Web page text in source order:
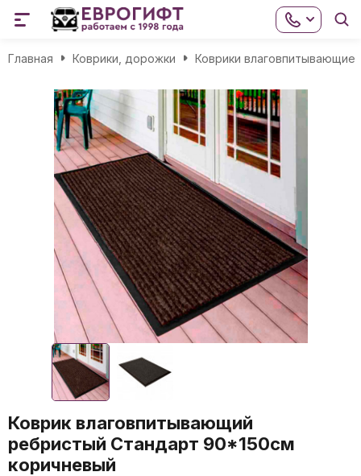
Главная Коврики, дорожки Коврики влаговпитывающие
Коврик влаговпитывающий
ребристый Стандарт 90*150см
коричневый